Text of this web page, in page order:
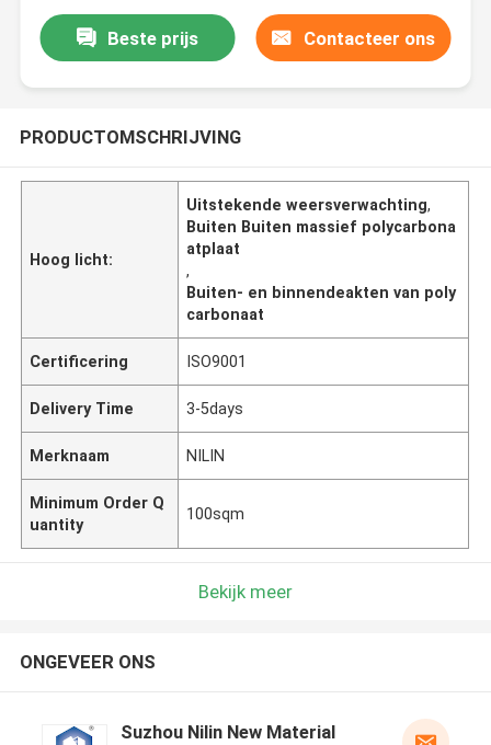
Beste prijs Contacteer ons
PRODUCTOMSCHRIJVING
Hoog licht:
Uitstekende weersverwachting,
Buiten Buiten massief polycarbona
atplaat
,
Buiten- en binnendeakten van poly
carbonaat
Certificering ISO9001
Delivery Time 3-5days
Merknaam NILIN
Minimum Order Q
uantity
100sqm
Bekijk meer
ONGEVEER ONS
Suzhou Nilin New Material